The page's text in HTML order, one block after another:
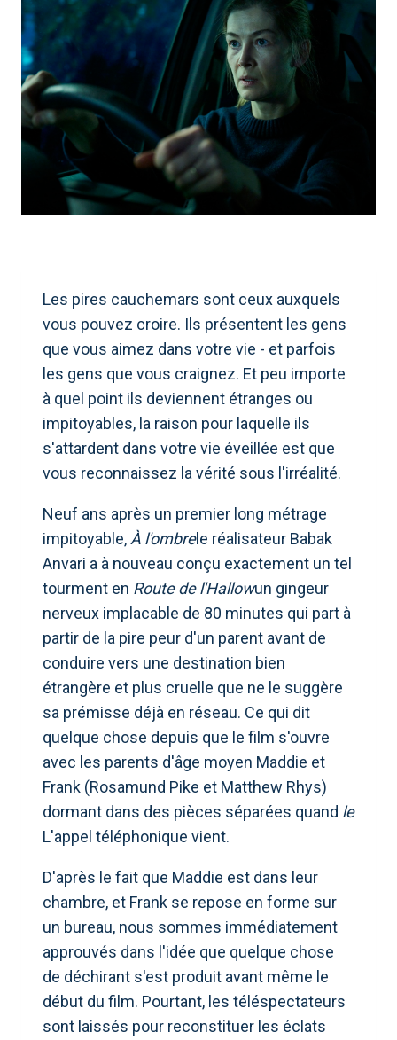
Les pires cauchemars sont ceux auxquels
vous pouvez croire. Ils présentent les gens
que vous aimez dans votre vie - et parfois
les gens que vous craignez. Et peu importe
à quel point ils deviennent étranges ou
impitoyables, la raison pour laquelle ils
s'attardent dans votre vie éveillée est que
vous reconnaissez la vérité sous l'irréalité.
Neuf ans après un premier long métrage
impitoyable, À l'ombrele réalisateur Babak
Anvari a à nouveau conçu exactement un tel
tourment en Route de l'Hallowun gingeur
nerveux implacable de 80 minutes qui part à
partir de la pire peur d'un parent avant de
conduire vers une destination bien
étrangère et plus cruelle que ne le suggère
sa prémisse déjà en réseau. Ce qui dit
quelque chose depuis que le film s'ouvre
avec les parents d'âge moyen Maddie et
Frank (Rosamund Pike et Matthew Rhys)
dormant dans des pièces séparées quand le
L'appel téléphonique vient.
D'après le fait que Maddie est dans leur
chambre, et Frank se repose en forme sur
un bureau, nous sommes immédiatement
approuvés dans l'idée que quelque chose
de déchirant s'est produit avant même le
début du film. Pourtant, les téléspectateurs
sont laissés pour reconstituer les éclats